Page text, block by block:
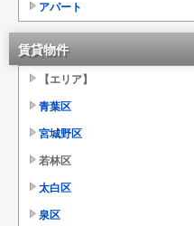
アパート
賃貸物件
【エリア】
青葉区
宮城野区
若林区
太白区
泉区